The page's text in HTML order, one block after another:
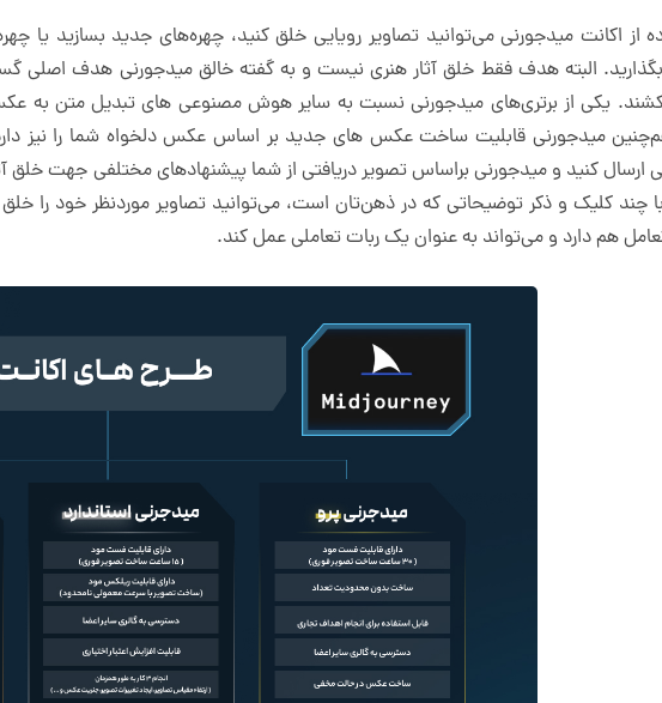
از اکانت میدجورنی می‌توانید تصاویر رویایی خلق کنید، چهره‌های جدید بسازید یا
البته هدف فقط خلق آثار هنری نیست و به گفته خالق میدجورنی هدف اصلی
یکی از برتری‌های میدجورنی نسبت به سایر هوش مصنوعی‌ های تبدیل متن به
میدجورنی قابلیت ساخت عکس های جدید بر اساس عکس دلخواه شما را نیز
ارسال کنید و میدجورنی براساس تصویر دریافتی از شما پیشنهاد‌های مختلفی جهت خلق
چند کلیک و ذکر توضیحاتی که در ذهن‌تان است، می‌توانید تصاویر موردنظر خود را خلق
هم دارد و می‌تواند به عنوان یک ربات تعاملی عمل کند.